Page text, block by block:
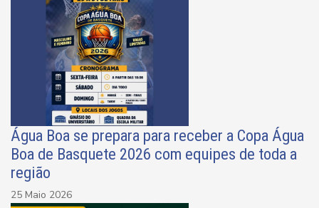
Água Boa se prepara para receber a Copa Água
Boa de Basquete 2026 com equipes de toda a
região
25 Maio 2026